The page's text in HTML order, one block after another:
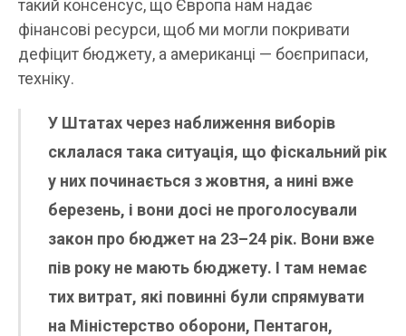
такий консенсус, що Європа нам надає
фінансові ресурси, щоб ми могли покривати
дефіцит бюджету, а американці — боєприпаси,
техніку.
У Штатах через наближення виборів
склалася така ситуація, що фіскальний рік
у них починається з жовтня, а нині вже
березень, і вони досі не проголосували
закон про бюджет на 23–24 рік. Вони вже
пів року не мають бюджету. І там немає
тих витрат, які повинні були спрямувати
на Міністерство оборони, Пентагон,